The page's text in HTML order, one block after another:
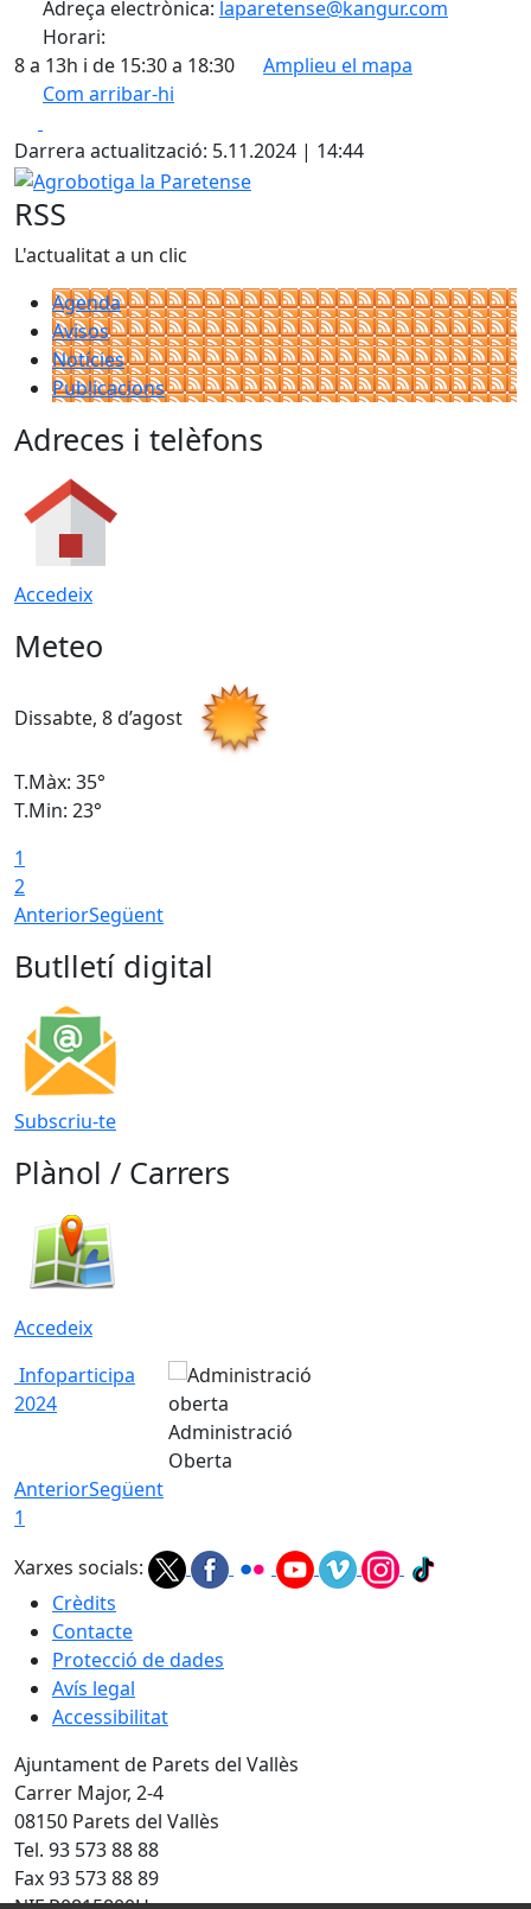
Adreça electrònica: laparetense@kangur.com
Horari:
8 a 13h i de 15:30 a 18:30
Amplieu el mapa
Com arribar-hi
+
−
Darrera actualització: 5.11.2024 | 14:44
Agrobotiga la Paretense
RSS
L'actualitat a un clic
Agenda
Avisos
Notícies
Publicacions
Adreces i telèfons
Accedeix
Meteo
Dissabte, 8 d’agost
T.Màx: 35°
T.Min: 23°
1
2
AnteriorSegüent
Butlletí digital
Subscriu-te
Plànol / Carrers
Accedeix
Infoparticipa
2024
Administració
Oberta
AnteriorSegüent
1
Xarxes socials:
Crèdits
Contacte
Protecció de dades
Avís legal
Accessibilitat
Ajuntament de Parets del Vallès
Carrer Major, 2-4
08150 Parets del Vallès
Tel. 93 573 88 88
Fax 93 573 88 89